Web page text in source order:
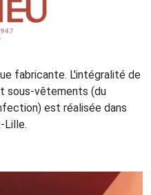
fabricante. L'intégralité de
sous-vêtements (du
est réalisée dans
Lille.